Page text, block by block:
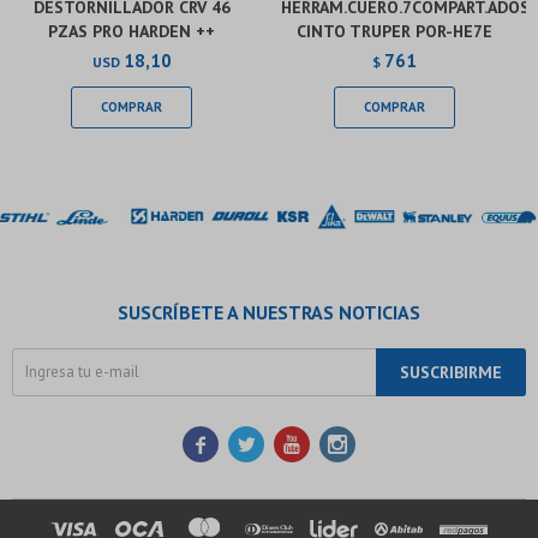
DESTORNILLADOR CRV 46
PZAS PRO HARDEN ++
USD 18,10
CINTO TRUPER POR-HE7E
$ 761
SUSCRÍBETE A NUESTRAS NOTICIAS
SUSCRIBIRME
   